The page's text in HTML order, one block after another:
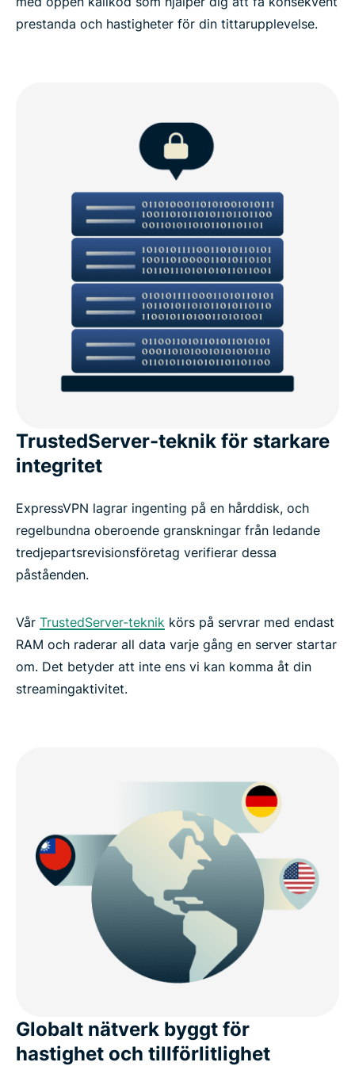
prestanda och hastigheter för din tittarupplevelse.
TrustedServer-teknik för starkare
integritet
ExpressVPN lagrar ingenting på en hårddisk, och
regelbundna oberoende granskningar från ledande
tredjepartsrevisionsföretag verifierar dessa
påståenden.
Vår TrustedServer-teknik körs på servrar med endast
RAM och raderar all data varje gång en server startar
om. Det betyder att inte ens vi kan komma åt din
streamingaktivitet.
Globalt nätverk byggt för
hastighet och tillförlitlighet